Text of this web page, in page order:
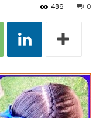
0
486